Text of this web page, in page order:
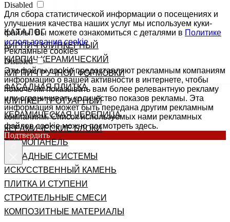
КАТАЛОГ
КИРПИЧ КЛИНКЕРНЫЙ
КИРПИЧ КЕРАМИЧЕСКИЙ
КИРПИЧ РУЧНОЙ ФОРМОВКИ
ФАСАДНАЯ ПЛИТКА
КЛИНКЕР ТРОТУАРНЫЙ
КЕРАМИЧЕСКАЯ ЧЕРЕПИЦА
КЕРАМИЧЕСКИЕ БЛОКИ
ТЕРМОПАНЕЛЬ
ФАСАДНЫЕ СИСТЕМЫ
ИСКУССТВЕННЫЙ КАМЕНЬ
ПЛИТКА И СТУПЕНИ
СТРОИТЕЛЬНЫЕ СМЕСИ
КОМПОЗИТНЫЕ МАТЕРИАЛЫ
Disabled
Для сбора статистической информации о посещениях и
улучшения качества наших услуг мы используем куки-
файлы. Вы можете ознакомиться с деталями в Политике
использования cookie
Рекламные cookies
Disabled
Эти файлы cookie предоставляют рекламным компаниям
информацию о вашей активности в интернете, чтобы
помочь им показывать вам более релевантную рекламу
или ограничивать количество показов рекламы. Эта
информация может быть передана другим рекламным
компаниям. Список используемых нами рекламных
файлов cookie можно посмотреть здесь.
Подтвердить